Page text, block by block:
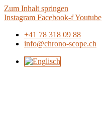
Zum Inhalt springen
Instagram Facebook-fYoutube
+41 78 318 09 88
info@chrono-scope.ch